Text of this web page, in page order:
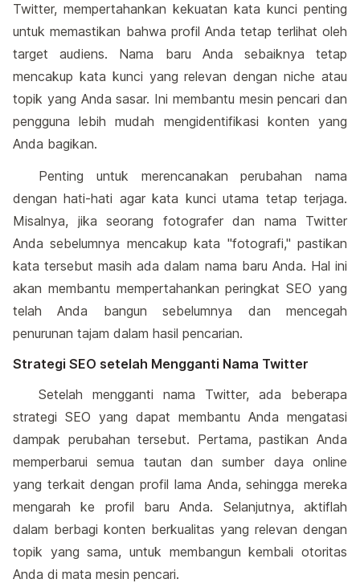
Twitter, mempertahankan kekuatan kata kunci penting
untuk memastikan bahwa profil Anda tetap terlihat oleh
target audiens. Nama baru Anda sebaiknya tetap
mencakup kata kunci yang relevan dengan niche atau
topik yang Anda sasar. Ini membantu mesin pencari dan
pengguna lebih mudah mengidentifikasi konten yang
Anda bagikan.
Penting untuk merencanakan perubahan nama
dengan hati-hati agar kata kunci utama tetap terjaga.
Misalnya, jika seorang fotografer dan nama Twitter
Anda sebelumnya mencakup kata "fotografi," pastikan
kata tersebut masih ada dalam nama baru Anda. Hal ini
akan membantu mempertahankan peringkat SEO yang
telah Anda bangun sebelumnya dan mencegah
penurunan tajam dalam hasil pencarian.
Strategi SEO setelah Mengganti Nama Twitter
Setelah mengganti nama Twitter, ada beberapa
strategi SEO yang dapat membantu Anda mengatasi
dampak perubahan tersebut. Pertama, pastikan Anda
memperbarui semua tautan dan sumber daya online
yang terkait dengan profil lama Anda, sehingga mereka
mengarah ke profil baru Anda. Selanjutnya, aktiflah
dalam berbagi konten berkualitas yang relevan dengan
topik yang sama, untuk membangun kembali otoritas
Anda di mata mesin pencari.